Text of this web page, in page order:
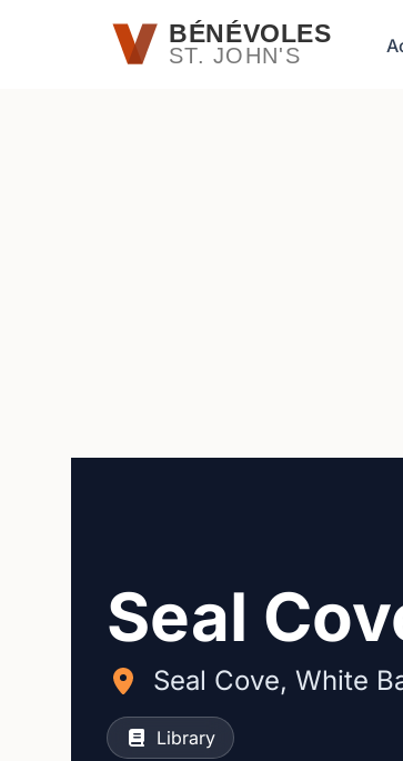
Passer au contenu principalBÉNÉVOLES
ST. JOHN'S
Seal
Seal Cove, White
Library